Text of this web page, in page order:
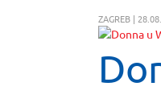
ZAGREB |